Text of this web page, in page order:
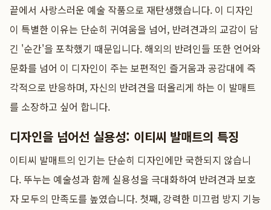
끝에서 사랑스러운 예술 작품으로 재탄생했습니다. 이 디자인
이 특별한 이유는 단순히 귀여움을 넘어, 반려견과의 교감이 담
긴 '순간'을 포착했기 때문입니다. 해외의 반려인들 또한 언어와
문화를 넘어 이 디자인이 주는 보편적인 즐거움과 공감대에 즉
각적으로 반응하며, 자신의 반려견을 떠올리게 하는 이 발매트
를 소장하고 싶어 합니다.
디자인을 넘어선 실용성: 이티씨 발매트의 특징
이티씨 발매트의 인기는 단순히 디자인에만 국한되지 않습니
다. 뚜누는 예술성과 함께 실용성을 극대화하여 반려견과 보호
자 모두의 만족도를 높였습니다. 첫째, 강력한 미끄럼 방지 기능